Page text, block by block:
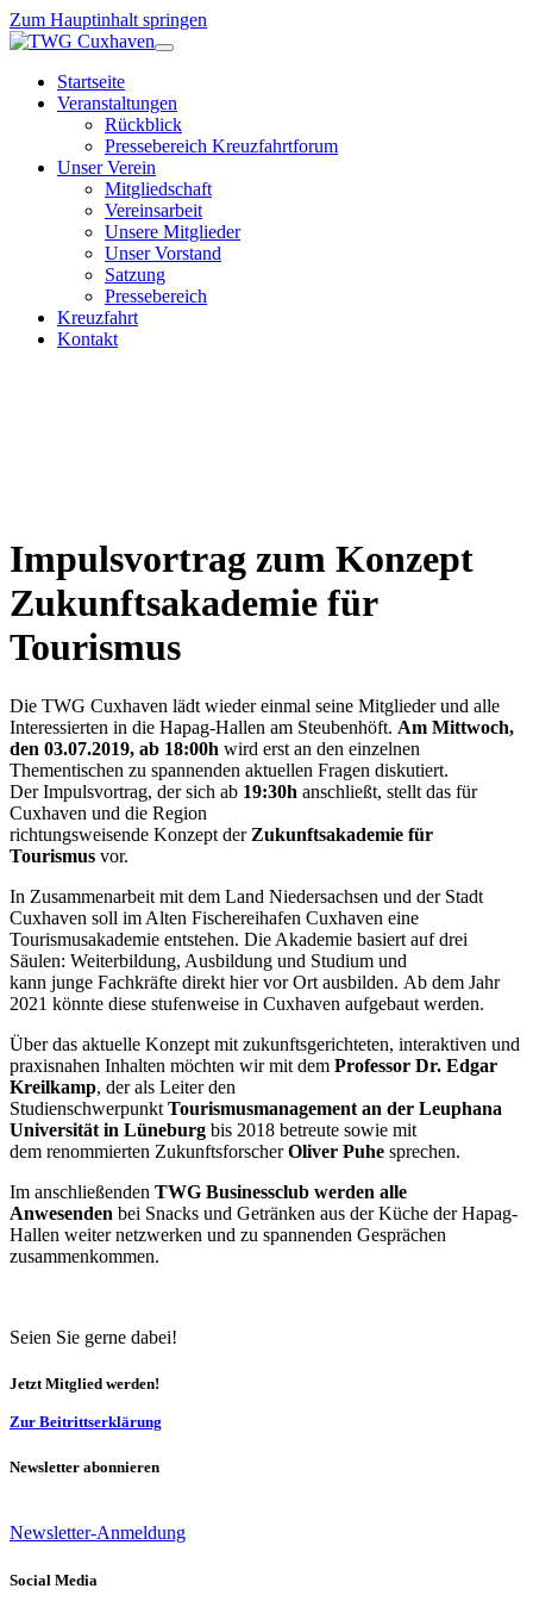
Zum Hauptinhalt springen
Startseite
Veranstaltungen
Rückblick
Pressebereich Kreuzfahrtforum
Unser Verein
Mitgliedschaft
Vereinsarbeit
Unsere Mitglieder
Unser Vorstand
Satzung
Pressebereich
Kreuzfahrt
Kontakt
Impulsvortrag zum Konzept
Zukunftsakademie für
Tourismus
Die TWG Cuxhaven lädt wieder einmal seine Mitglieder und alle
Interessierten in die Hapag-Hallen am Steubenhöft. Am Mittwoch,
den 03.07.2019, ab 18:00h wird erst an den einzelnen
Thementischen zu spannenden aktuellen Fragen diskutiert.
Der Impulsvortrag, der sich ab 19:30h anschließt, stellt das für
Cuxhaven und die Region
richtungsweisende Konzept der Zukunftsakademie für
Tourismus vor.
In Zusammenarbeit mit dem Land Niedersachsen und der Stadt
Cuxhaven soll im Alten Fischereihafen Cuxhaven eine
Tourismusakademie entstehen. Die Akademie basiert auf drei
Säulen: Weiterbildung, Ausbildung und Studium und
kann junge Fachkräfte direkt hier vor Ort ausbilden. Ab dem Jahr
2021 könnte diese stufenweise in Cuxhaven aufgebaut werden.
Über das aktuelle Konzept mit zukunftsgerichteten, interaktiven und
praxisnahen Inhalten möchten wir mit dem Professor Dr. Edgar
Kreilkamp, der als Leiter den
Studienschwerpunkt Tourismusmanagement an der Leuphana
Universität in Lüneburg bis 2018 betreute sowie mit
dem renommierten ZukunftsforscherOliver Puhe sprechen.
Im anschließenden TWG Businessclub werden alle
Anwesenden bei Snacks und Getränken aus der Küche der Hapag-
Hallen weiter netzwerken und zu spannenden Gesprächen
zusammenkommen.
Seien Sie gerne dabei!
Jetzt Mitglied werden!
Zur Beitrittserklärung
Newsletter abonnieren
Newsletter-Anmeldung
Social Media